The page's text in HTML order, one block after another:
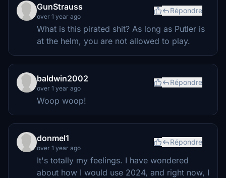
GunStrauss
over 1 year ago
Répondre
What is this pirated shit? As long as Putler is
at the helm, you are not allowed to play.
baldwin2002
over 1 year ago
Répondre
Woop woop!
donmel1
over 1 year ago
Répondre
It's totally my feelings. I have wondered
about how I would use 2024, and right now, I